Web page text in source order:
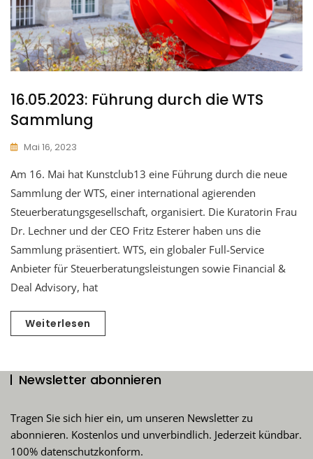
16.05.2023: Führung durch die WTS
Sammlung
Mai 16, 2023
Am 16. Mai hat Kunstclub13 eine Führung durch die neue
Sammlung der WTS, einer international agierenden
Steuerberatungsgesellschaft, organisiert. Die Kuratorin Frau
Dr. Lechner und der CEO Fritz Esterer haben uns die
Sammlung präsentiert. WTS, ein globaler Full-Service
Anbieter für Steuerberatungsleistungen sowie Financial &
Deal Advisory, hat
Weiterlesen
Newsletter abonnieren
Tragen Sie sich hier ein, um unseren Newsletter zu
abonnieren. Kostenlos und unverbindlich. Jederzeit kündbar.
100% datenschutzkonform.